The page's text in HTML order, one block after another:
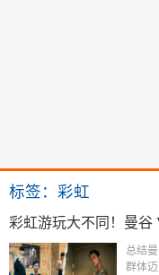
标签：彩虹
彩虹游玩大不同！曼谷
总结
群体